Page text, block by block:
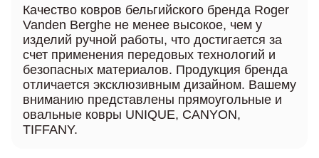
Качество ковров бельгийского бренда Roger
Vanden Berghe не менее высокое, чем у
изделий ручной работы, что достигается за
счет применения передовых технологий и
безопасных материалов. Продукция бренда
отличается эксклюзивным дизайном. Вашему
вниманию представлены прямоугольные и
овальные ковры UNIQUE, CANYON,
TIFFANY.